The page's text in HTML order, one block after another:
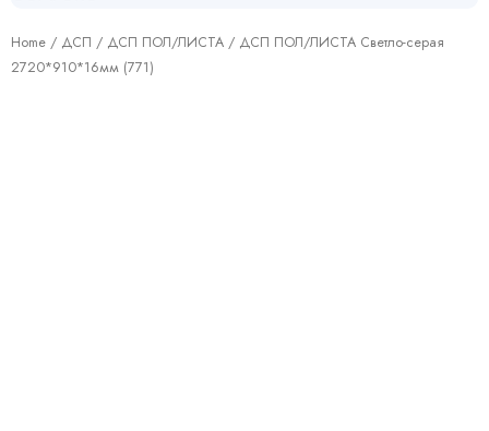
Home / ДСП / ДСП ПОЛ/ЛИСТА / ДСП ПОЛ/ЛИСТА Светло-серая
2720*910*16мм (771)